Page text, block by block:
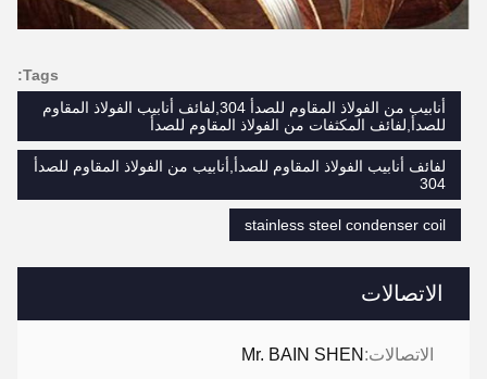
الاتصالات
الاتصالات: Mr. BAIN SHEN
Tags:
أنابيب من الفولاذ المقاوم للصدأ 304,لفائف أنابيب الفولاذ المقاوم
للصدأ,لفائف المكثفات من الفولاذ المقاوم للصدأ
لفائف أنابيب الفولاذ المقاوم للصدأ,أنابيب من الفولاذ المقاوم للصدأ
304
stainless steel condenser coil